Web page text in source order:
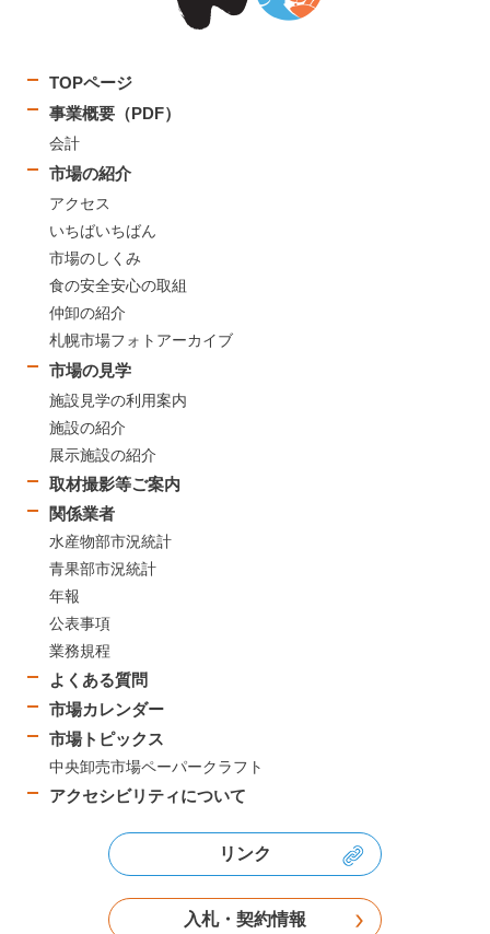
TOPページ
事業概要（PDF）
会計
市場の紹介
アクセス
いちばいちばん
市場のしくみ
食の安全安心の取組
仲卸の紹介
札幌市場フォトアーカイブ
市場の見学
施設見学の利用案内
施設の紹介
展示施設の紹介
取材撮影等ご案内
関係業者
水産物部市況統計
青果部市況統計
年報
公表事項
業務規程
よくある質問
市場カレンダー
市場トピックス
中央卸売市場ペーパークラフト
アクセシビリティについて
リンク
入札・契約情報